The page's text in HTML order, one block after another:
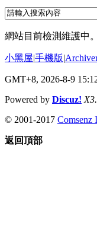
網站目前檢測維護中。
小黑屋|手機版|
GMT+8, 2026-8-9
Powered by Discuz!
© 2001-2017 Comsenz
返回頂部